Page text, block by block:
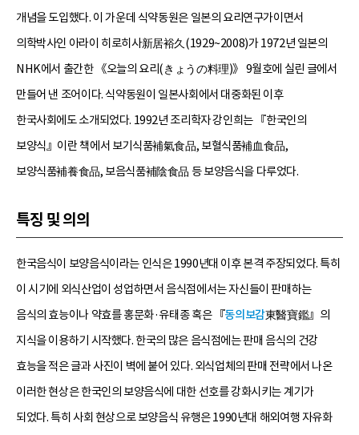
개념을 도입했다. 이 가운데 식약동원은 일본의 요리연구가이면서
의학박사인 아라이 히로히사新居裕久(1929~2008)가 1972년 일본의
NHK에서 출간한 《오늘의 요리(きょうの料理)》 9월호에 실린 글에서
만들어 낸 조어이다. 식약동원이 일본사회에서 대중화된 이후
한국사회에도 소개되었다. 1992년 조리학자 강인희는 『한국인의
보양식』이란 책에서 보기식품補氣食品, 보혈식품補血食品,
보양식품補養食品, 보음식품補陰食品 등 보양음식을 다루었다.
특징 및 의의
한국음식이 보양음식이라는 인식은 1990년대 이후 본격 주장되었다. 특히
이 시기에 외식산업이 성업하면서 음식점에서는 자신들이 판매하는
음식의 효능이나 약효를 홍문화·유태종 혹은 『동의보감東醫寶鑑』의
지식을 이용하기 시작했다. 한국의 많은 음식점에는 판매 음식의 건강
효능을 적은 글과 사진이 벽에 붙어 있다. 외식업체의 판매 전략에서 나온
이러한 현상은 한국인의 보양음식에 대한 선호를 강화시키는 계기가
되었다. 특히 사회 현상으로 보양음식 유행은 1990년대 해외여행 자유화